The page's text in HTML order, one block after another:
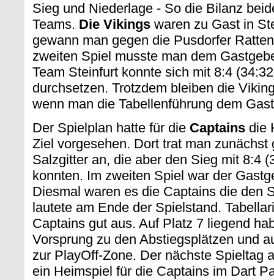
Sieg und Niederlage - So die Bilanz
Teams. Die Vikings waren zu Gast in
gewann man gegen die Pusdorfer
zweiten Spiel musste man dem
Team Steinfurt konnte sich mit 8:4
durchsetzen. Trotzdem bleiben die
wenn man die Tabellenführung dem
Der Spielplan hatte für die Captains die
Ziel vorgesehen. Dort trat man zunächst
Salzgitter an, die aber den Sieg mit 8:4
konnten. Im zweiten Spiel war der
Diesmal waren es die Captains die den
lautete am Ende der Spielstand.
Captains gut aus. Auf Platz 7 liegend
Vorsprung zu den Abstiegsplätzen und
zur PlayOff-Zone. Der nächste Spieltag
ein Heimspiel für die Captains im Dart